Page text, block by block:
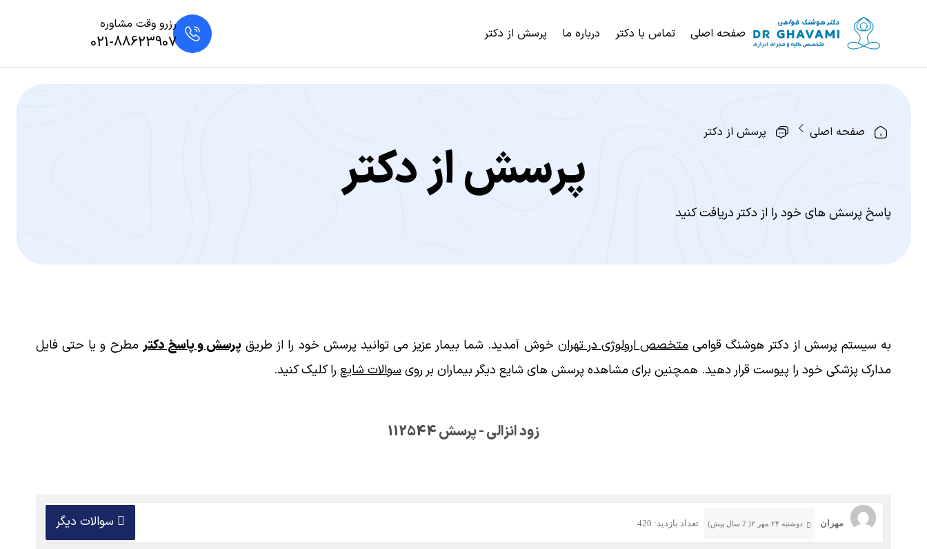
صفحه اصلی تماس با دکتر درباره ما پرسش از دکتر
رزرو وقت مشاوره
021-88623907
صفحه اصلی پرسش از دکتر
پرسش از دکتر
پاسخ پرسش های خود را از دکتر دریافت کنید
به سیستم پرسش از دکتر هوشنگ قوامیمتخصص ارولوژی در تهران خوش آمدید. شما بیمار عزیز می توانید پرسش خود را از طریق پرسش و پاسخ دکتر مطرح و یا حتی فایل
مدارک پزشکی خود را پیوست قرار دهید. همچنین برای مشاهده پرسش های شایع دیگر بیماران بر رویسوالات شایع را کلیک کنید.
زود انزالی - پرسش 112544
مهران دوشنبه ۲۴ مهر ۲( 2 سال پیش) تعداد بازدید: 420 سوالات دیگر